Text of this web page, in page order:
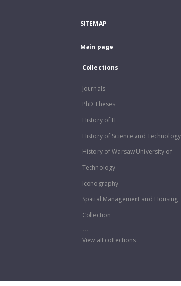
SITEMAP
Main page
Collections
Journals
PhD Theses
History of IT
History of Science and Technology
History of Warsaw University of
Technology
Iconography
Spatial Management and Housing
Collection
...
View all collections